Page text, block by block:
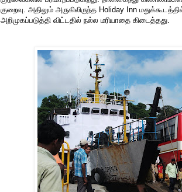
குறைவு. அதிலும் அருகிலிருந்த Holiday Inn
அறிமுகப்படுத்தி விட்டதில் நல்ல மரியாதை கிடைத்தது.